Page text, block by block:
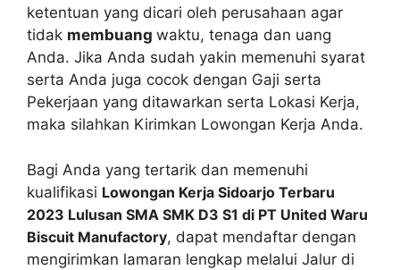
ketentuan yang dicari oleh perusahaan agar
tidak membuang waktu, tenaga dan uang
Anda. Jika Anda sudah yakin memenuhi syarat
serta Anda juga cocok dengan Gaji serta
Pekerjaan yang ditawarkan serta Lokasi Kerja,
maka silahkan Kirimkan Lowongan Kerja Anda.
Bagi Anda yang tertarik dan memenuhi
kualifikasi Lowongan Kerja Sidoarjo Terbaru
2023 Lulusan SMA SMK D3 S1 di PT United Waru
Biscuit Manufactory, dapat mendaftar dengan
mengirimkan lamaran lengkap melalui Jalur di